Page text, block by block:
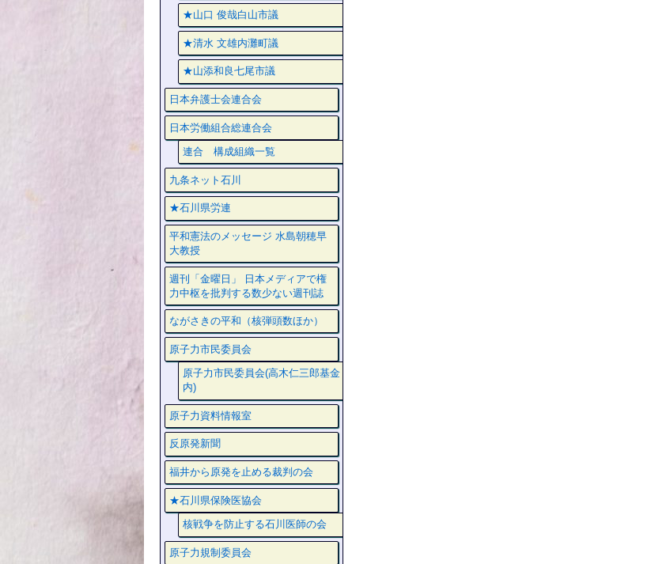
★山口 俊哉白山市議
★清水 文雄内灘町議
★山添和良七尾市議
日本弁護士会連合会
日本労働組合総連合会
連合 構成組織一覧
九条ネット石川
★石川県労連
平和憲法のメッセージ 水島朝穂早
大教授
週刊「金曜日」 日本メディアで権
力中枢を批判する数少ない週刊誌
ながさきの平和（核弾頭数ほか）
原子力市民委員会
原子力市民委員会(高木仁三郎基金
内)
原子力資料情報室
反原発新聞
福井から原発を止める裁判の会
★石川県保険医協会
核戦争を防止する石川医師の会
原子力規制委員会